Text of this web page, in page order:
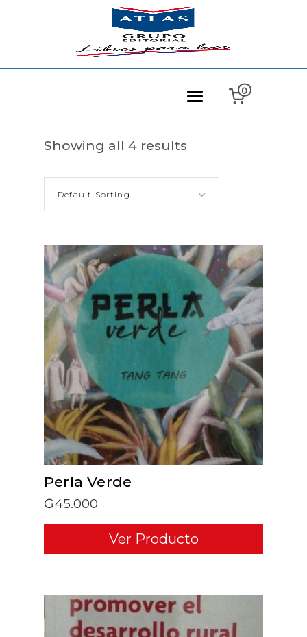
0
Showing all 4 results
Default Sorting
Perla Verde
₲45.000
Ver Producto